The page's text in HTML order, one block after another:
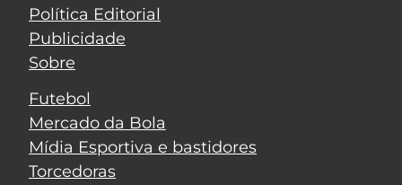
Política Editorial
Publicidade
Sobre
Futebol
Mercado da Bola
Mídia Esportiva e bastidores
Torcedoras